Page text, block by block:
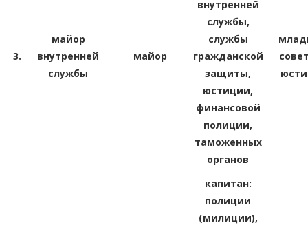
3.
майор
внутренней
службы
майор
внутренней
службы,
службы
гражданской
защиты,
юстиции,
финансовой
полиции,
таможенных
органов
капитан:
полиции
(милиции),